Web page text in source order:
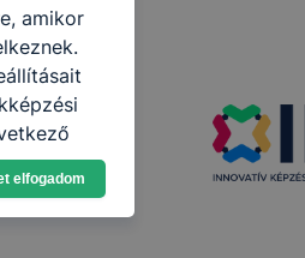
amikor
Ön
vagy
jobb
elfogadom